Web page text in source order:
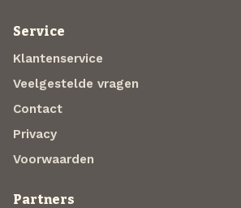
Service
Klantenservice
Veelgestelde vragen
Contact
Privacy
Voorwaarden
Partners